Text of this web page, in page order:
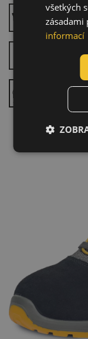
Obuv vo
všetkých
zásadami
informací